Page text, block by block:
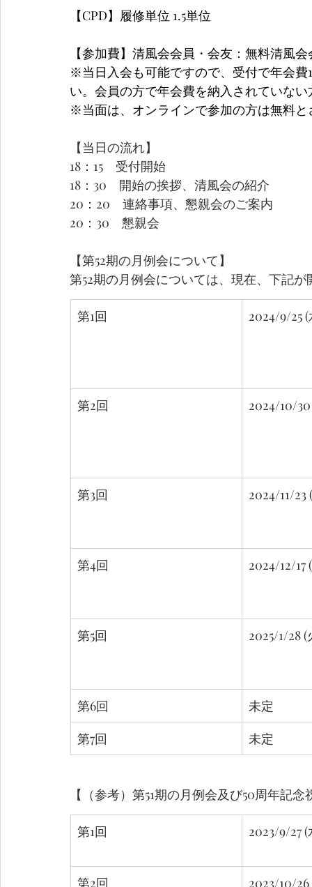
【CPD】履修単位 1.5単位
【参加費】清風会会員・会友：無料清風
※当日入会も可能ですので、受付で年会
い。会員の方で年会費を納入されていな
※当面は、オンラインで参加の方は無料
【当日の流れ】
18：15　受付開始
18：30　開始の挨拶、清風会の紹介
20：20　連絡事項、懇親会のご案内
20：30　懇親会
【第52期の月例会について】
第52期の月例会については、現在、下記が
第1回 2024/9/25 (
第2回 2024/10/
第3回 2024/11/23
第4回 2024/12/17
第5回 2025/1/28 (
第6回
未定
第7回
未定
【（参考）第51期の月例会及び50周年記
第1回 2023/9/27 (
第2回 2023/10/26